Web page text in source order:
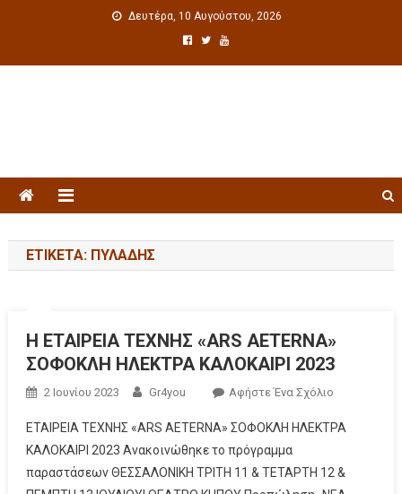
Δευτέρα, 10 Αυγούστου, 2026
ΕΤΙΚΈΤΑ: ΠΥΛΆΔΗΣ
H ΕΤΑΙΡΕΙΑ ΤΕΧΝΗΣ «ARS AETERNA»
ΣΟΦΟΚΛΗ ΗΛΕΚΤΡΑ ΚΑΛΟΚΑΙΡΙ 2023
2 Ιουνίου 2023 Gr4you Αφήστε Ένα Σχόλιο
ΕΤΑΙΡΕΙΑ ΤΕΧΝΗΣ «ARS AETERNA» ΣΟΦΟΚΛΗ ΗΛΕΚΤΡΑ
ΚΑΛΟΚΑΙΡΙ 2023 Ανακοινώθηκε το πρόγραμμα
παραστάσεων ΘΕΣΣΑΛΟΝΙΚΗ ΤΡΙΤΗ 11 & ΤΕΤΑΡΤΗ 12 &